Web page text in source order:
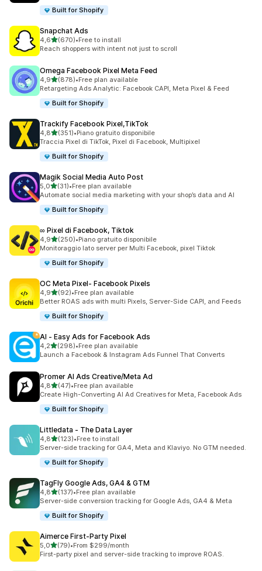
Built for Shopify
Snapchat Ads
4,6stelle su 5
(670)
670 recensioni totali
•Free to install
Reach shoppers with intent not just to scroll
Omega Facebook Pixel Meta Feed
4,9stelle su 5
(878)
878 recensioni totali
•Free plan available
Retargeting Ads Analytic: Facebook CAPI, Meta Pixel & Feed
Built for Shopify
Trackify Facebook Pixel,TikTok
4,8stelle su 5
(351)
351 recensioni totali
•Piano gratuito disponibile
Traccia Pixel di TikTok, Pixel di Facebook, Multipixel
Built for Shopify
Magik Social Media Auto Post
5,0stelle su 5
(31)
31 recensioni totali
•Free plan available
Automate social media marketing with your shop’s data and AI
Built for Shopify
∞ Pixel di Facebook, Tiktok
4,9stelle su 5
(250)
250 recensioni totali
•Piano gratuito disponibile
Monitoraggio lato server per Multi Facebook, pixel Tiktok
Built for Shopify
OC Meta Pixel‑ Facebook Pixels
4,9stelle su 5
(92)
92 recensioni totali
•Free plan available
Better ROAS ads with multi Pixels, Server-Side CAPI, and Feeds
Built for Shopify
AI ‑ Easy Ads for Facebook Ads
4,2stelle su 5
(298)
298 recensioni totali
•Free plan available
Launch a Facebook & Instagram Ads Funnel That Converts
Promer AI Ads Creative/Meta Ad
4,8stelle su 5
(47)
47 recensioni totali
•Free plan available
Create High-Converting AI Ad Creatives for Meta, Facebook Ads
Built for Shopify
Littledata ‑ The Data Layer
4,8stelle su 5
(123)
123 recensioni totali
•Free to install
Server-side tracking for GA4, Meta and Klaviyo. No GTM needed.
Built for Shopify
TagFly Google Ads, GA4 & GTM
4,8stelle su 5
(137)
137 recensioni totali
•Free plan available
Server-side conversion tracking for Google Ads, GA4 & Meta
Built for Shopify
Aimerce First‑Party Pixel
5,0stelle su 5
(79)
79 recensioni totali
•From $299/month
First-party pixel and server-side tracking to improve ROAS.